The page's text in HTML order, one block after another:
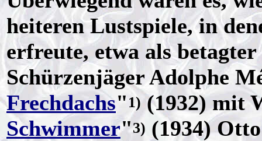
heiteren Lustspiele, in
erfreute, etwa als
Schürzenjäger Adolphe
Frechdachs" 1) (1932) mit
Schwimmer"3) (1934)